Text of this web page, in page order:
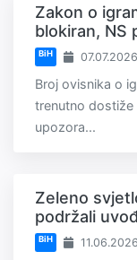
Zakon o
blokiran, NS
BiH
Broj ovisnika o
trenutno dostiže
upozora...
Zeleno
podržali
BiH